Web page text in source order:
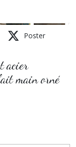
Poster
acier
main orné